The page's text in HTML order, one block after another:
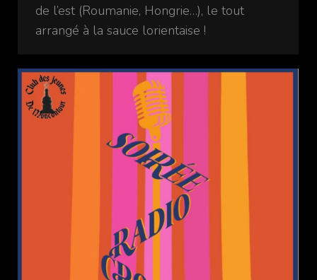
de l’est (Roumanie, Hongrie…), le tout
arrangé à la sauce lorientaise !